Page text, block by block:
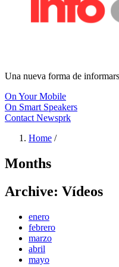
Una nueva forma de
On Your Mobile
On Smart Speakers
Contact Newsprk
Home /
Months
Archive: Vídeos
enero
febrero
marzo
abril
mayo